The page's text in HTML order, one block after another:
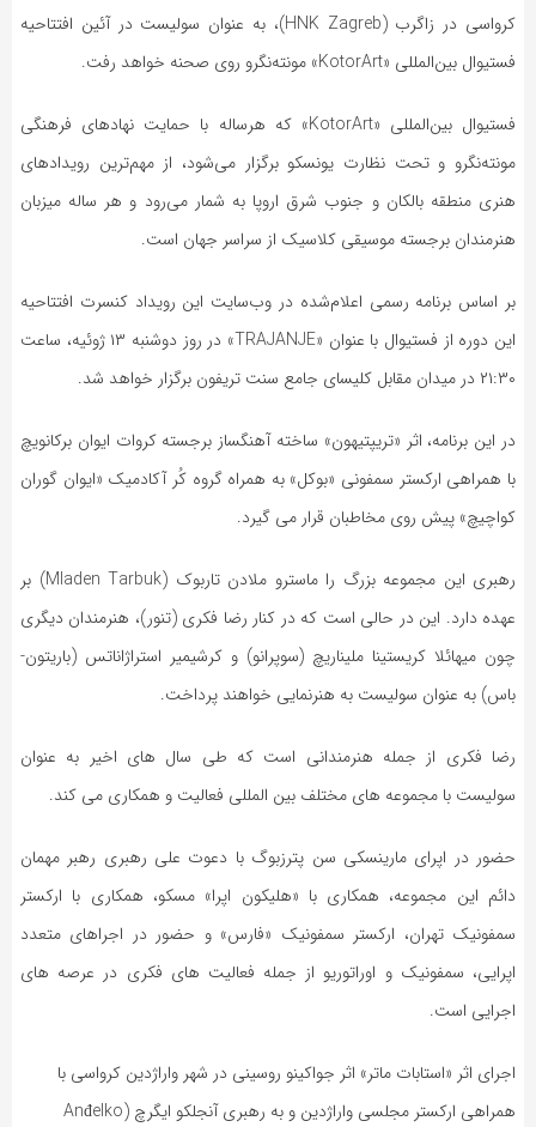
کرواسی در زاگرب (HNK Zagreb)، به عنوان سولیست در آئین افتتاحیه
فستیوال بین‌المللی «KotorArt» مونته‌نگرو روی صحنه خواهد رفت.
فستیوال بین‌المللی «KotorArt» که هرساله با حمایت نهادهای فرهنگی
مونته‌نگرو و تحت نظارت یونسکو برگزار می‌شود، از مهم‌ترین رویدادهای
هنری منطقه بالکان و جنوب شرق اروپا به شمار می‌رود و هر ساله میزبان
هنرمندان برجسته موسیقی کلاسیک از سراسر جهان است.
بر اساس برنامه رسمی اعلام‌شده در وب‌سایت این رویداد کنسرت افتتاحیه
این دوره از فستیوال با عنوان «TRAJANJE» در روز دوشنبه ۱۳ ژوئیه، ساعت
۲۱:۳۰ در میدان مقابل کلیسای جامع سنت تریفون برگزار خواهد شد.
در این برنامه، اثر «تریپتیهون» ساخته آهنگساز برجسته کروات ایوان برکانویچ
با همراهی ارکستر سمفونی «بوکل» به همراه گروه کُر آکادمیک «ایوان گوران
کواچیچ» پیش روی مخاطبان قرار می گیرد.
رهبری این مجموعه بزرگ را ماسترو ملادن تاربوک (Mladen Tarbuk) بر
عهده دارد. این در حالی است که در کنار رضا فکری (تنور)، هنرمندان دیگری
چون میهائلا کریستینا ملیناریچ (سوپرانو) و کرشیمیر استراژاناتس (باریتون-
باس) به عنوان سولیست به هنرنمایی خواهند پرداخت.
رضا فکری از جمله هنرمندانی است که طی سال های اخیر به عنوان
سولیست با مجموعه های مختلف بین المللی فعالیت و همکاری می کند.
حضور در اپرای مارینسکی سن پترزبوگ با دعوت علی رهبری رهبر مهمان
دائم این مجموعه، همکاری با «هلیکون اپرا» مسکو، همکاری با ارکستر
سمفونیک تهران، ارکستر سمفونیک «فارس» و حضور در اجراهای متعدد
اپرایی، سمفونیک و اوراتوریو از جمله فعالیت های فکری در عرصه های
اجرایی است.
اجرای اثر «استابات ماتر» اثر جواکینو روسینی در شهر واراژدین کرواسی با
همراهی ارکستر مجلسی واراژدین و به رهبری آنجلکو ایگرچ (Anđelko